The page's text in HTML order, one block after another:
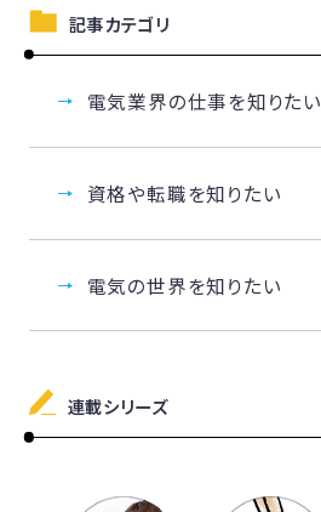
記事カテゴリ
電気業界の仕事を知りたい
資格や転職を知りたい
電気の世界を知りたい
連載シリーズ